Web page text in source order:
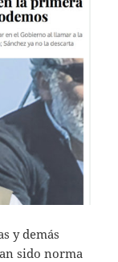
y demás
sido norma